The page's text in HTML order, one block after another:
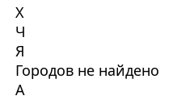
Х
Ч
Я
Городов не найдено
А